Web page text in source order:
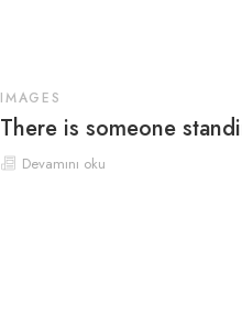
IMAGES
There is someone
Devamını oku